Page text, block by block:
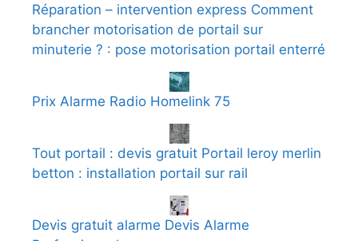
Réparation – intervention express Comment
brancher motorisation de portail sur
minuterie ? : pose motorisation portail enterré
Prix Alarme Radio Homelink 75
Tout portail : devis gratuit Portail leroy merlin
betton : installation portail sur rail
Devis gratuit alarme Devis Alarme